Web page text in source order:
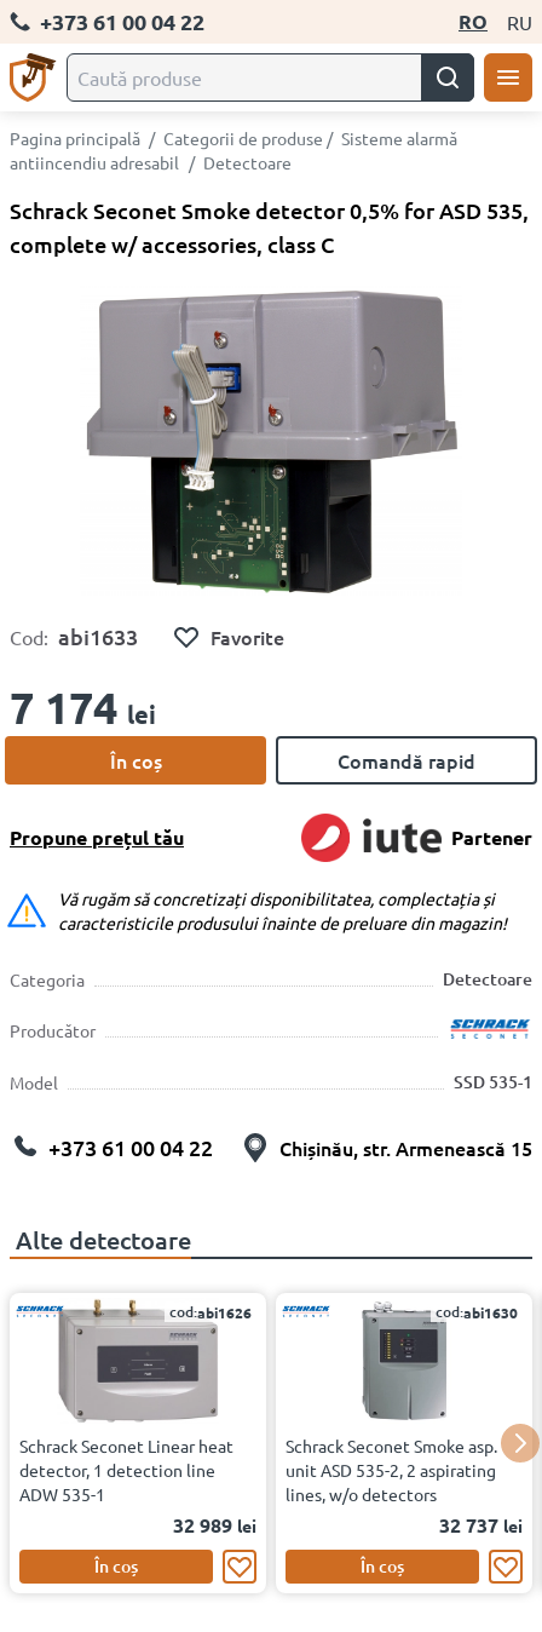
+373 61 00 04 22 RO RU
Pagina principală / Categorii de produse / Sisteme alarmă
antiincendiu adresabil / Detectoare
Schrack Seconet Smoke detector 0,5% for ASD 535,
complete w/ accessories, class C
Cod: abi1633 Favorite
7 174 lei
În coș Comandă rapid
Propune prețul tău Partener
Vă rugăm să concretizați disponibilitatea, complectația și
caracteristicile produsului înainte de preluare din magazin!
Categoria Detectoare
Producător
Model SSD 535-1
+373 61 00 04 22 Chișinău, str. Armenească 15
Alte detectoare
cod:abi1626
Schrack Seconet Linear heat
detector, 1 detection line
ADW 535-1
32 989 lei
În coș
cod:abi1630
Schrack Seconet Smoke asp.
unit ASD 535-2, 2 aspirating
lines, w/o detectors
32 737 lei
În coș